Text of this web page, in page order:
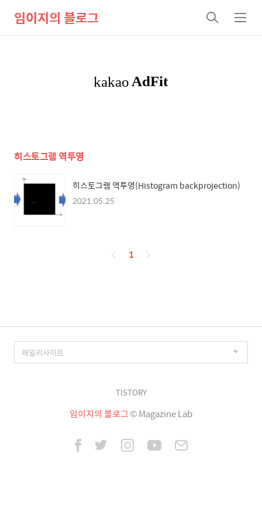
임이지의 블로그
검
색
메
뉴
히스토그램 역투영
히스토그램 역투영(Histogram backprojection)
2021.05.25
페
1
TISTORY
임이지의 블로그© Magazine Lab